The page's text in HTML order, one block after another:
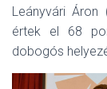
Leányvári
értek el 68
dobogós